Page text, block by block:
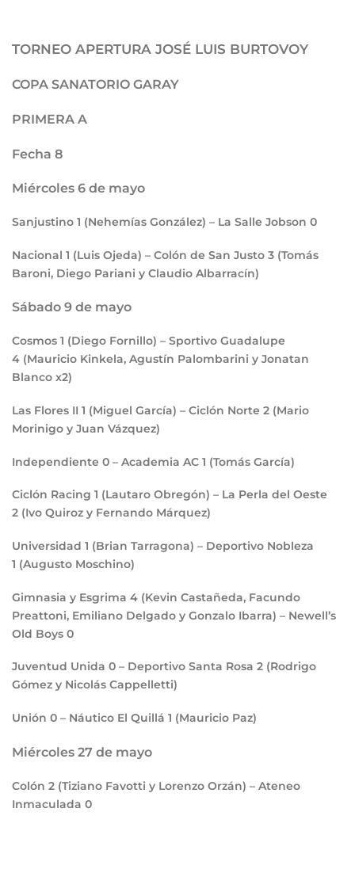
TORNEO APERTURA JOSÉ LUIS BURTOVOY
COPA SANATORIO GARAY
PRIMERA A
Fecha 8
Miércoles 6 de mayo
Sanjustino 1 (Nehemías González) – La Salle Jobson 0
Nacional 1 (Luis Ojeda) – Colón de San Justo 3 (Tomás
Baroni, Diego Pariani y Claudio Albarracín)
Sábado 9 de mayo
Cosmos 1 (Diego Fornillo) – Sportivo Guadalupe
4 (Mauricio Kinkela, Agustín Palombarini y Jonatan
Blanco x2)
Las Flores II 1 (Miguel García) – Ciclón Norte 2 (Mario
Morinigo y Juan Vázquez)
Independiente 0 – Academia AC 1 (Tomás García)
Ciclón Racing 1 (Lautaro Obregón) – La Perla del Oeste
2 (Ivo Quiroz y Fernando Márquez)
Universidad 1 (Brian Tarragona) – Deportivo Nobleza
1 (Augusto Moschino)
Gimnasia y Esgrima 4 (Kevin Castañeda, Facundo
Preattoni, Emiliano Delgado y Gonzalo Ibarra) – Newell’s
Old Boys 0
Juventud Unida 0 – Deportivo Santa Rosa 2 (Rodrigo
Gómez y Nicolás Cappelletti)
Unión 0 – Náutico El Quillá 1 (Mauricio Paz)
Miércoles 27 de mayo
Colón 2 (Tiziano Favotti y Lorenzo Orzán) – Ateneo
Inmaculada 0